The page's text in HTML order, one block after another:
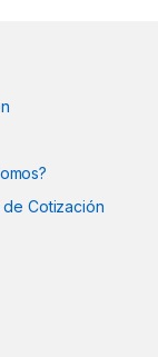
de Cotización